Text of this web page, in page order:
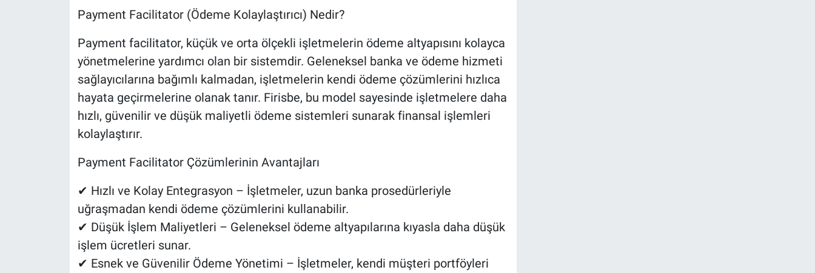
Payment Facilitator (Ödeme Kolaylaştırıcı) Nedir?
Payment facilitator, küçük ve orta ölçekli işletmelerin ödeme altyapısını kolayca
yönetmelerine yardımcı olan bir sistemdir. Geleneksel banka ve ödeme hizmeti
sağlayıcılarına bağımlı kalmadan, işletmelerin kendi ödeme çözümlerini hızlıca
hayata geçirmelerine olanak tanır. Firisbe, bu model sayesinde işletmelere daha
hızlı, güvenilir ve düşük maliyetli ödeme sistemleri sunarak finansal işlemleri
kolaylaştırır.
Payment Facilitator Çözümlerinin Avantajları
✔ Hızlı ve Kolay Entegrasyon – İşletmeler, uzun banka prosedürleriyle
uğraşmadan kendi ödeme çözümlerini kullanabilir.
✔ Düşük İşlem Maliyetleri – Geleneksel ödeme altyapılarına kıyasla daha düşük
işlem ücretleri sunar.
✔ Esnek ve Güvenilir Ödeme Yönetimi – İşletmeler, kendi müşteri portföyleri